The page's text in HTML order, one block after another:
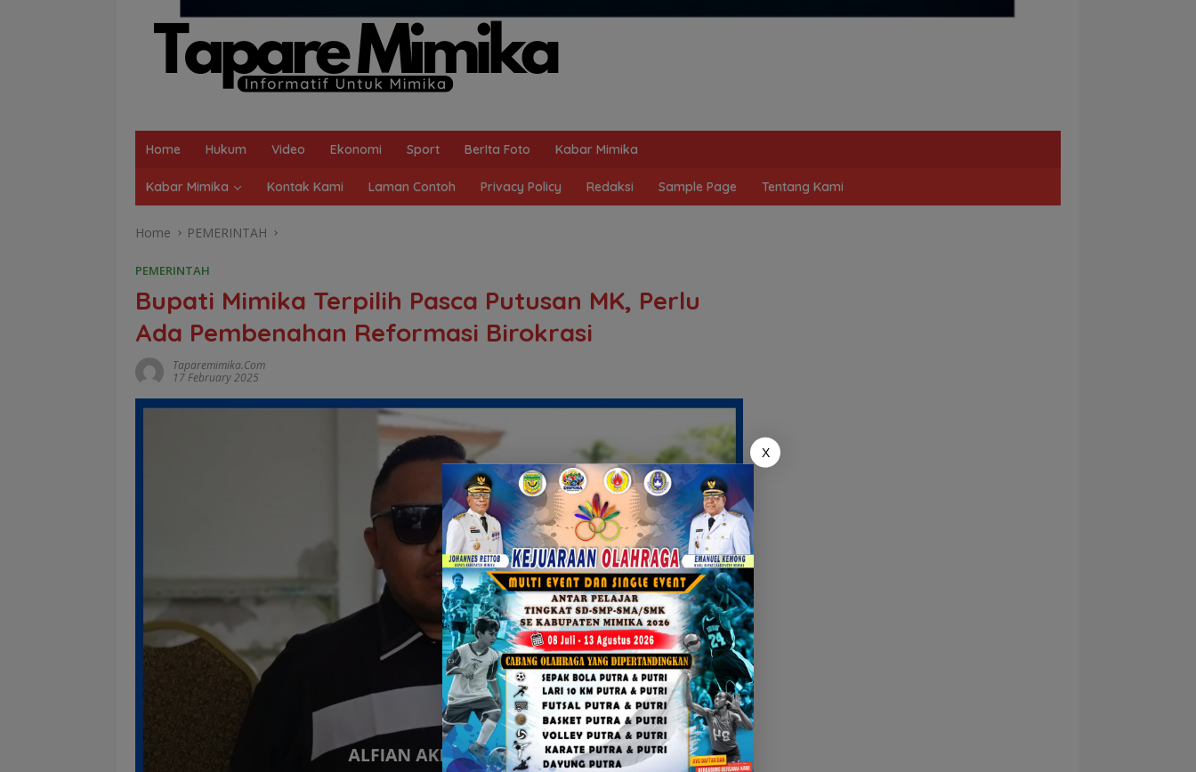
Home Hukum Video Ekonomi Sport BerIta Foto Kabar Mimika
Kabar Mimika Kontak Kami Laman Contoh Privacy Policy Redaksi Sample Page Tentang Kami
Home PEMERINTAH
PEMERINTAH
Bupati Mimika Terpilih Pasca Putusan MK, Perlu
Ada Pembenahan Reformasi Birokrasi
Taparemimika.com
17 February 2025
X